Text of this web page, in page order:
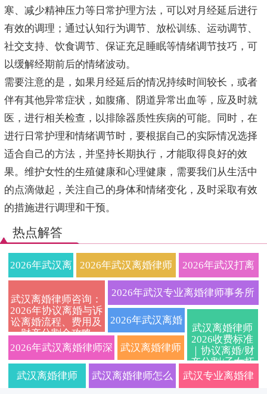
寒、减少精神压力等日常护理方法，可以对月经延后进行
有效的调理；通过认知行为调节、放松训练、运动调节、
社交支持、饮食调节、保证充足睡眠等情绪调节技巧，可
以缓解经期前后的情绪波动。
需要注意的是，如果月经延后的情况持续时间较长，或者
伴有其他异常症状，如腹痛、阴道异常出血等，应及时就
医，进行相关检查，以排除器质性疾病的可能。同时，在
进行日常护理和情绪调节时，要根据自己的实际情况选择
适合自己的方法，并坚持长期执行，才能取得良好的效
果。维护女性的生殖健康和心理健康，需要我们从生活中
的点滴做起，关注自己的身体和情绪变化，及时采取有效
的措施进行调理和干预。
热点解答
2026年武汉离
明化？本地资
深婚姻家事律
所一对一咨
询，帮您理清
2026年武汉离婚律师
超全攻略：协议与诉
讼离婚程序、财产债
务分割、抚养权争夺
关键要点一文讲透
2026年武汉打离
婚官司厉害的律
速离婚、财产分
割与子女抚养权
专业指导
武汉离婚律师咨询：
2026年协议离婚与诉
讼离婚流程、费用及
财产分割全攻略
2026年武汉专业离婚律师事务所
哪家好？协议离婚与诉讼离婚全
流程避坑指南及在线免费咨询
2026年武汉离婚
律师在线免费咨
询：协议离婚与
2026年武汉离婚律师深
度指南：离婚程序、财
武汉离婚律师
咨询2026：诉
武汉离婚律师
2026收费标准
｜协议离婚/财
产分割/子女抚
养权一站式咨询
武汉离婚律师 武汉离婚律师怎么 武汉专业离婚律